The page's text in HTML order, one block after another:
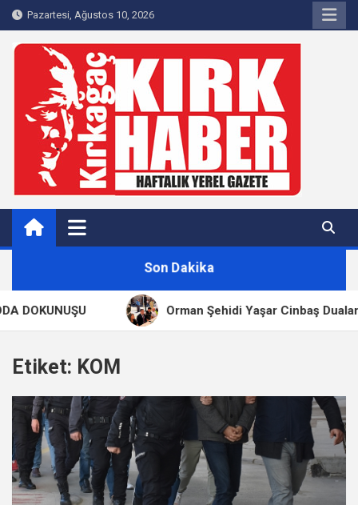
Skip
to
content
Pazartesi, Ağustos 10, 2026
Kırkağaç 40Haber
Kırkağaç'ın Yerel Haber Sitesi
Son Dakika
Orman Şehidi Yaşar Cinbaş Dualarla
Etiket: KOM